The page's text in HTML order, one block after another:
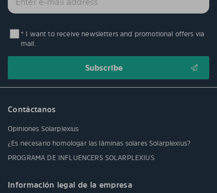
* I want to receive newsletters and promotional offers via
mail.
Contáctanos
Opiniones Solarplexius
¿Es necesario homologar las láminas solares Solarplexius?
PROGRAMA DE INFLUENCERS SOLARPLEXIUS
Información legal de la empresa